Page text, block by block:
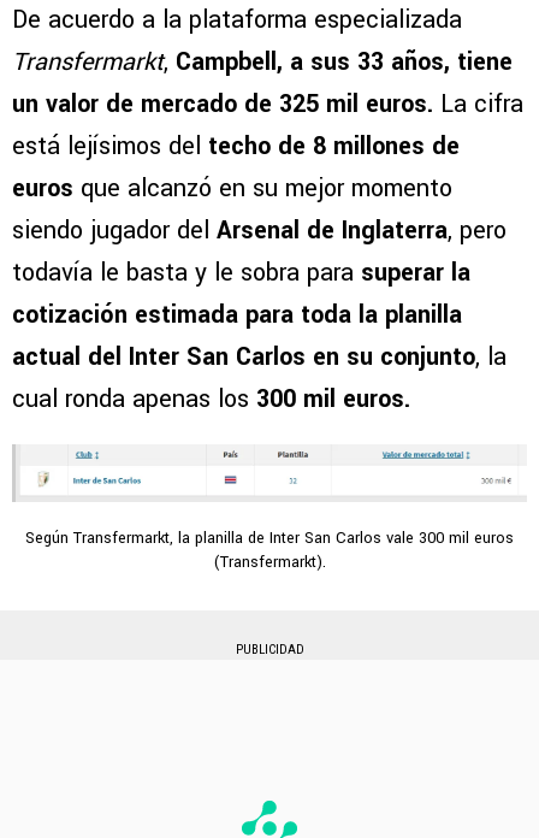
De acuerdo a la plataforma especializada
Transfermarkt, Campbell, a sus 33 años, tiene
un valor de mercado de 325 mil euros. La cifra
está lejísimos del techo de 8 millones de
euros que alcanzó en su mejor momento
siendo jugador del Arsenal de Inglaterra, pero
todavía le basta y le sobra para superar la
cotización estimada para toda la planilla
actual del Inter San Carlos en su conjunto, la
cual ronda apenas los 300 mil euros.
Según Transfermarkt, la planilla de Inter San Carlos vale 300 mil euros
(Transfermarkt).
PUBLICIDAD